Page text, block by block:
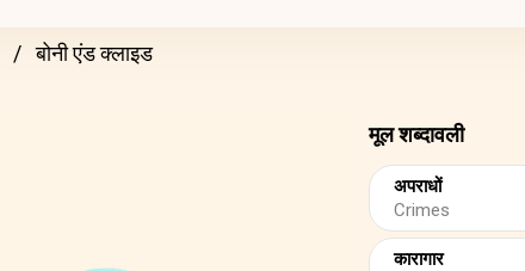
बोनी एंड क्लाइड
मूल शब्दावली
अपराधों
Crimes
कारागार